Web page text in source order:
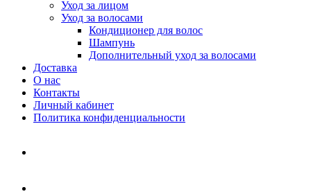
Уход за лицом
Уход за волосами
Кондиционер для волос
Шампунь
Дополнительный уход за волосами
Доставка
О нас
Контакты
Личный кабинет
Политика конфиденциальности